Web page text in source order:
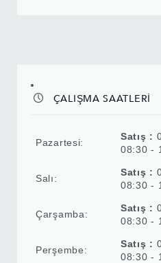
ÇALIŞMA SAATLERİ
Pazartesi:
Satış :
08:30 -
Salı:
Satış :
08:30 -
Çarşamba:
Satış :
08:30 -
Perşembe:
Satış :
08:30 -